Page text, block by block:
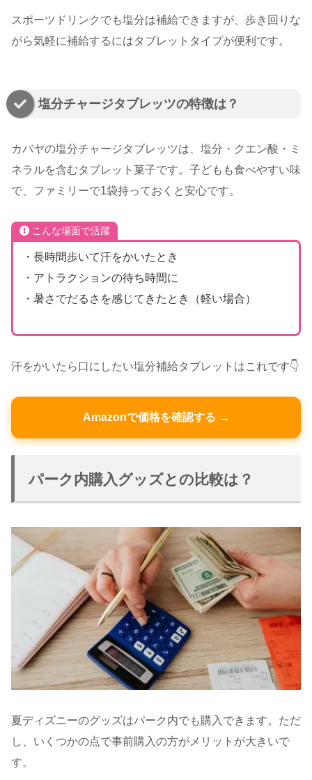
スポーツドリンクでも塩分は補給できますが、歩き回りな
がら気軽に補給するにはタブレットタイプが便利です。
塩分チャージタブレッツの特徴は？
カバヤの塩分チャージタブレッツは、塩分・クエン酸・ミ
ネラルを含むタブレット菓子です。子どもも食べやすい味
で、ファミリーで1袋持っておくと安心です。
こんな場面で活躍
・長時間歩いて汗をかいたとき
・アトラクションの待ち時間に
・暑さでだるさを感じてきたとき（軽い場合）
汗をかいたら口にしたい塩分補給タブレットはこれです👇
Amazonで価格を確認する →
パーク内購入グッズとの比較は？
夏ディズニーのグッズはパーク内でも購入できます。ただ
し、いくつかの点で事前購入の方がメリットが大きいで
す。